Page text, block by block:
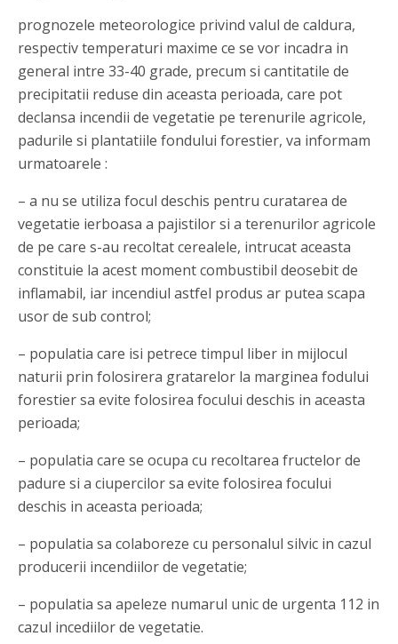
prognozele meteorologice privind valul de caldura,
respectiv temperaturi maxime ce se vor incadra in
general intre 33-40 grade, precum si cantitatile de
precipitatii reduse din aceasta perioada, care pot
declansa incendii de vegetatie pe terenurile agricole,
padurile si plantatiile fondului forestier, va informam
urmatoarele :
– a nu se utiliza focul deschis pentru curatarea de
vegetatie ierboasa a pajistilor si a terenurilor agricole
de pe care s-au recoltat cerealele, intrucat aceasta
constituie la acest moment combustibil deosebit de
inflamabil, iar incendiul astfel produs ar putea scapa
usor de sub control;
– populatia care isi petrece timpul liber in mijlocul
naturii prin folosirera gratarelor la marginea fodului
forestier sa evite folosirea focului deschis in aceasta
perioada;
– populatia care se ocupa cu recoltarea fructelor de
padure si a ciupercilor sa evite folosirea focului
deschis in aceasta perioada;
– populatia sa colaboreze cu personalul silvic in cazul
producerii incendiilor de vegetatie;
– populatia sa apeleze numarul unic de urgenta 112 in
cazul incediilor de vegetatie.